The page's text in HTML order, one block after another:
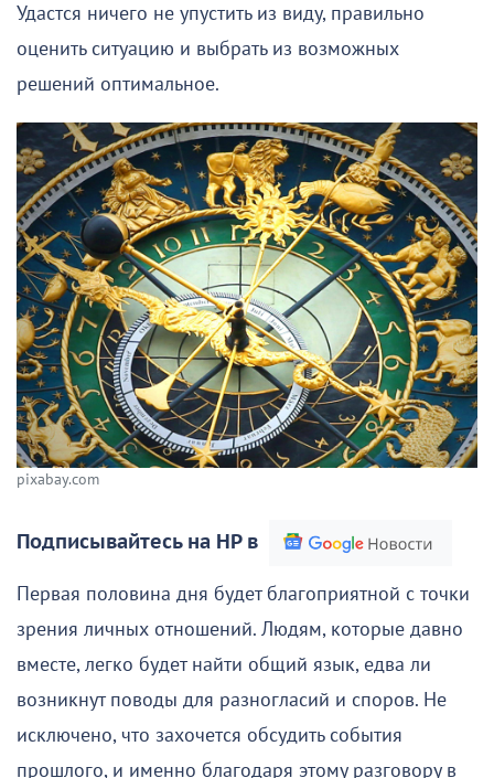
Удастся ничего не упустить из виду, правильно
оценить ситуацию и выбрать из возможных
решений оптимальное.
pixabay.com
Подписывайтесь на НР в
Первая половина дня будет благоприятной с точки
зрения личных отношений. Людям, которые давно
вместе, легко будет найти общий язык, едва ли
возникнут поводы для разногласий и споров. Не
исключено, что захочется обсудить события
прошлого, и именно благодаря этому разговору в